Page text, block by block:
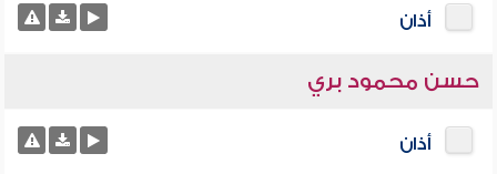
أذان
حسن محمود بري
أذان